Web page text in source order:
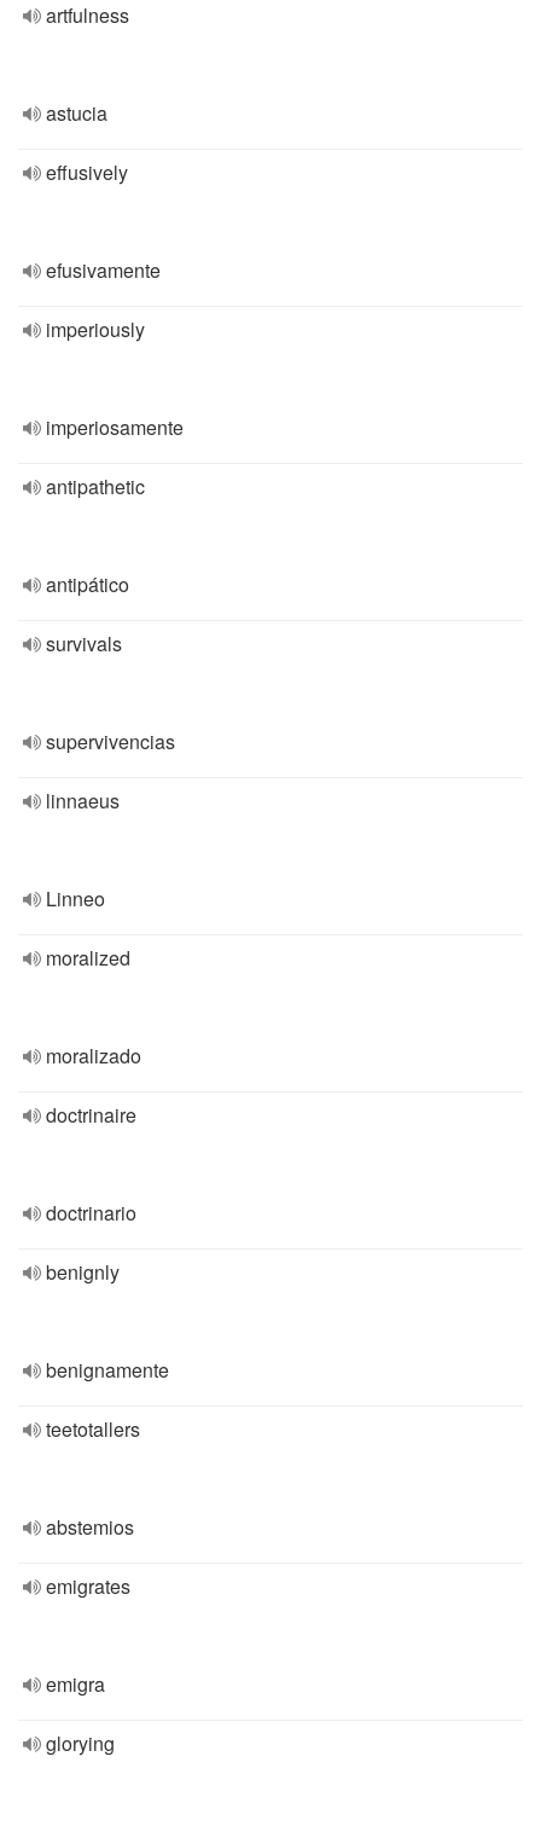
artfulness
astucia
effusively
efusivamente
imperiously
imperiosamente
antipathetic
antipático
survivals
supervivencias
linnaeus
Linneo
moralized
moralizado
doctrinaire
doctrinario
benignly
benignamente
teetotallers
abstemios
emigrates
emigra
glorying